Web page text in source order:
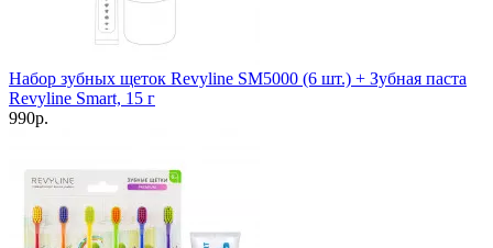
Набор зубных щеток Revyline SM5000 (6 шт.) + Зубная паста
Revyline Smart, 15 г
990р.